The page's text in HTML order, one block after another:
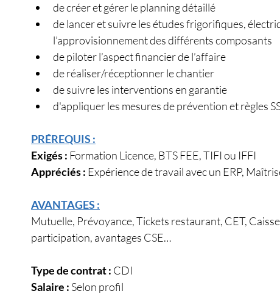
de créer et gérer le planning détaillé
de lancer et suivre les études frigorifiques,
l’approvisionnement des différents composants
de piloter l’aspect financier de l’affaire
de réaliser/réceptionner le chantier
de suivre les interventions en garantie
d'appliquer les mesures de prévention et règles
PRÉREQUIS :
Exigés : Formation Licence, BTS FEE, TIFI ou IFFI
Appréciés : Expérience de travail avec un ERP,
AVANTAGES :
Mutuelle, Prévoyance, Tickets restaurant, CET,
participation, avantages CSE…
Type de contrat : CDI
Salaire : Selon profil